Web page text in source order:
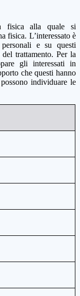
fisica alla quale si
fisica. L’interessato è
e su questi
trattamento. Per la
gli interessati in
che questi hanno
individuare le